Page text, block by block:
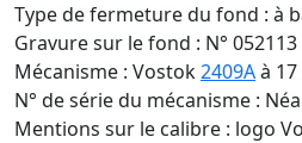
Type de fermeture du fond : à
Gravure sur le fond : N° 052113
Mécanisme : Vostok2409Aà
N° de série du mécanisme :
Mentions sur le calibre : logo